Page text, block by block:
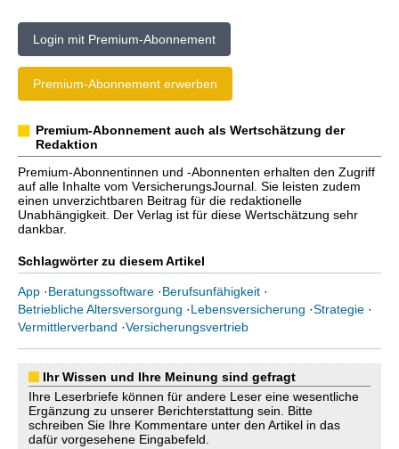
Login mit Premium-Abonnement
Premium-Abonnement erwerben
Premium-Abonnement auch als Wertschätzung der
Redaktion
Premium-Abonnentinnen und -Abonnenten erhalten den Zugriff
auf alle Inhalte vom VersicherungsJournal. Sie leisten zudem
einen unverzichtbaren Beitrag für die redaktionelle
Unabhängigkeit. Der Verlag ist für diese Wertschätzung sehr
dankbar.
Schlagwörter zu diesem Artikel
App ·Beratungssoftware ·Berufsunfähigkeit ·
Betriebliche Altersversorgung ·Lebensversicherung ·Strategie ·
Vermittlerverband ·Versicherungsvertrieb
Ihr Wissen und Ihre Meinung sind gefragt
Ihre Leserbriefe können für andere Leser eine wesentliche
Ergänzung zu unserer Berichterstattung sein. Bitte
schreiben Sie Ihre Kommentare unter den Artikel in das
dafür vorgesehene Eingabefeld.